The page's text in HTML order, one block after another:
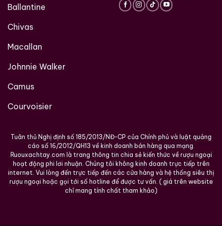
700ml / 40%
0,0 (0 đánh giá)
3.660.000₫
Hotline
Monalisa
700ml / 40%
0,0 (0 đánh giá)
4.250.000₫
Zalo
Ballantine
Chivas
Macallan
Johnnie Walker
Camus
Courvoisier
Tuân thủ Nghị định số 185/2013/NĐ-CP của Chính phủ và luật quảng
cáo số 16/2012/QH13 về kinh doanh bán hàng qua mạng.
Ruouxachtay.com là trang thông tin chia sẻ kiến thức về rượu ngoại
hoạt động phi lơi nhuận. Chúng tôi không kinh doanh trực tiếp trên
internet. Vui lòng đến trực tiếp đến các cửa hàng và hệ thống siêu thị
rượu ngoại hoặc gọi tới số hotline để được tư vấn. ( giá trên website
chỉ mang tính chất tham khảo)